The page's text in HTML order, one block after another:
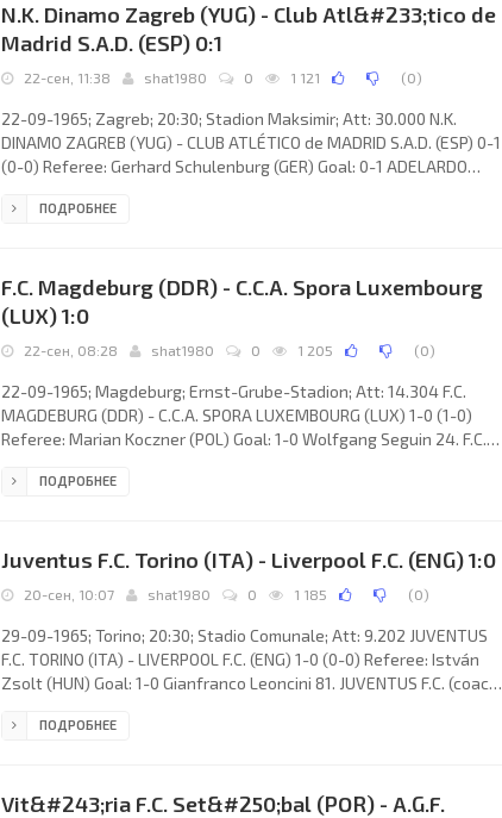
S.F. (coach: Marton Bukovi): Parasos Avgitidis, Orestis
N.K. Dinamo Zagreb (YUG) - Club Atl&#233;tico de
Madrid S.A.D. (ESP) 0:1
22-сен, 11:38 shat1980 0 1 121 (0)
22-09-1965; Zagreb; 20:30; Stadion Maksimir; Att: 30.000 N.K.
DINAMO ZAGREB (YUG) - CLUB ATLÉTICO de MADRID S.A.D. (ESP) 0-1
(0-0) Referee: Gerhard Schulenburg (GER) Goal: 0-1 ADELARDO
Skorić, Mladen Ramjlak, Petar Lončarić, Rudolf Belin, Vladimir
ПОДРОБНЕЕ
F.C. Magdeburg (DDR) - C.C.A. Spora Luxembourg
(LUX) 1:0
22-сен, 08:28 shat1980 0 1 205 (0)
22-09-1965; Magdeburg; Ernst-Grube-Stadion; Att: 14.304 F.C.
MAGDEBURG (DDR) - C.C.A. SPORA LUXEMBOURG (LUX) 1-0 (1-0)
Referee: Marian Koczner (POL) Goal: 1-0 Wolfgang Seguin 24. F.C.
Rainer Wiedemann, Manfred Zapf, Rolf Retschlag, Ingolf Ruhlof,
Victor Nurnberg): Friedhelm “Fred” Jesse, Erny Royer,
ПОДРОБНЕЕ
Juventus F.C. Torino (ITA) - Liverpool F.C. (ENG) 1:0
20-сен, 10:07 shat1980 0 1 185 (0)
29-09-1965; Torino; 20:30; Stadio Comunale; Att: 9.202 JUVENTUS
F.C. TORINO (ITA) - LIVERPOOL F.C. (ENG) 1-0 (0-0) Referee: István
Zsolt (HUN) Goal: 1-0 Gianfranco Leoncini 81. JUVENTUS F.C. (coach:
Gianfranco Leoncini, Giancarlo Bercellino, Sandro Salvadore, Bruno
LIVERPOOL F.C. (coach: William “Bill”
ПОДРОБНЕЕ
Vit&#243;ria F.C. Set&#250;bal (POR) - A.G.F.